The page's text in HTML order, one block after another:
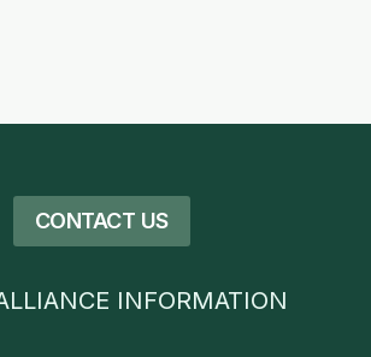
CONTACT US
INFORMATION